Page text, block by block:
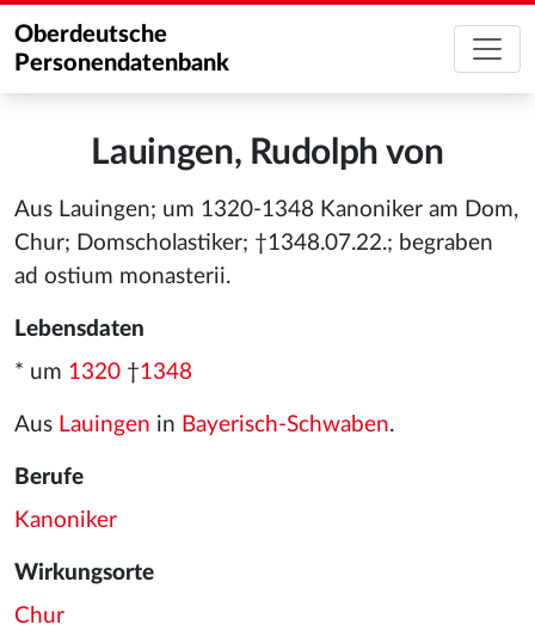
Oberdeutsche
Personendatenbank
Lauingen, Rudolph von
Aus Lauingen; um 1320-1348 Kanoniker am Dom,
Chur; Domscholastiker; †1348.07.22.; begraben
ad ostium monasterii.
Lebensdaten
* um 1320 †1348
Aus Lauingen in Bayerisch-Schwaben.
Berufe
Kanoniker
Wirkungsorte
Chur